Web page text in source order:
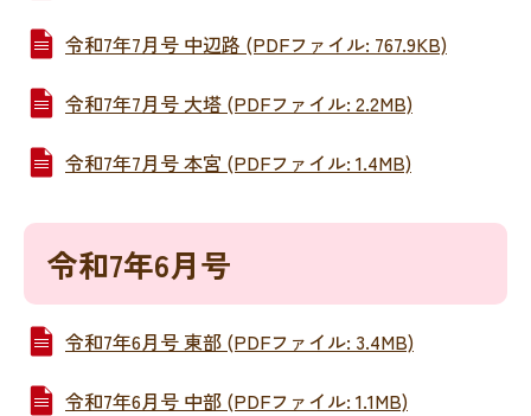
令和7年7月号 中辺路 (PDFファイル: 767.9KB)
令和7年7月号 大塔 (PDFファイル: 2.2MB)
令和7年7月号 本宮 (PDFファイル: 1.4MB)
令和7年6月号
令和7年6月号 東部 (PDFファイル: 3.4MB)
令和7年6月号 中部 (PDFファイル: 1.1MB)